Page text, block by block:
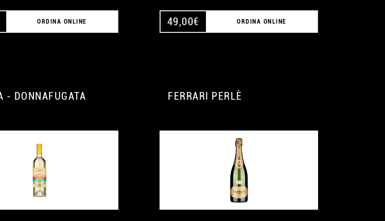
ORDINA ONLINE 49,00€ ORDINA ONLINE
- DONNAFUGATA FERRARI PERLÈ